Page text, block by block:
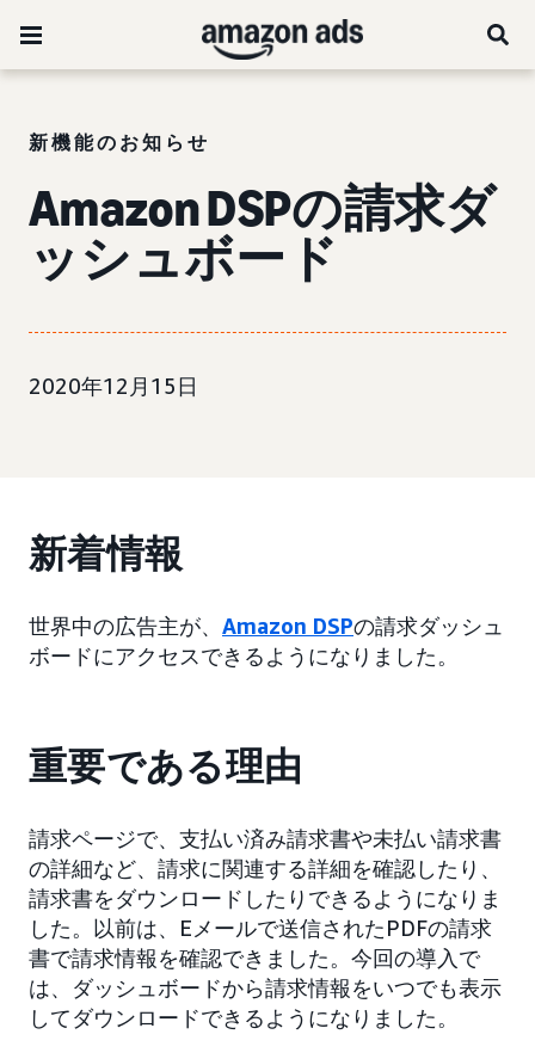
新機能のお知らせ
Amazon DSPの請求ダ
ッシュボード
2020年12月15日
新着情報
世界中の広告主が、 Amazon DSPの請求ダッシュ
ボードにアクセスできるようになりました。
重要である理由
請求ページで、支払い済み請求書や未払い請求書
の詳細など、請求に関連する詳細を確認したり、
請求書をダウンロードしたりできるようになりま
した。以前は、Eメールで送信されたPDFの請求
書で請求情報を確認できました。今回の導入で
は、ダッシュボードから請求情報をいつでも表示
してダウンロードできるようになりました。